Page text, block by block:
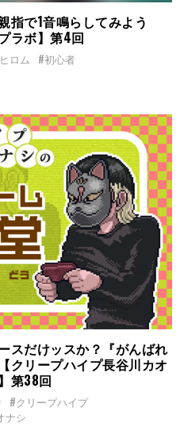
指で1音鳴らしてみよう
ラボ】第4回
ロム
#初心者
スだけッスか？『がんばれ
クリープハイプ長谷川カオ
第38回
#クリープハイプ
ナシ